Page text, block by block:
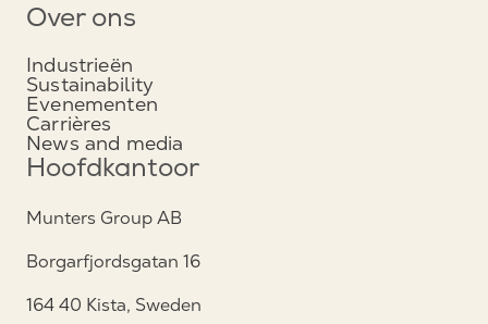
Over ons
Industrieën
Sustainability
Evenementen
Carrières
News and media
Hoofdkantoor
Munters Group AB
Borgarfjordsgatan 16
164 40 Kista, Sweden